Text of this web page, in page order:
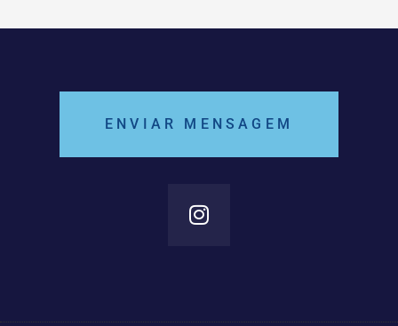
ENVIAR MENSAGEM